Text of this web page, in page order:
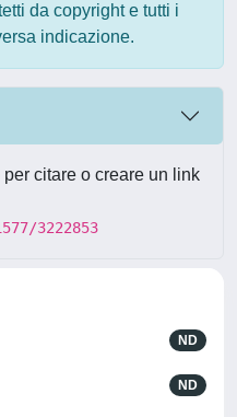
da copyright e tutti i
indicazione.
citare o creare un link
3222853
ND
ND